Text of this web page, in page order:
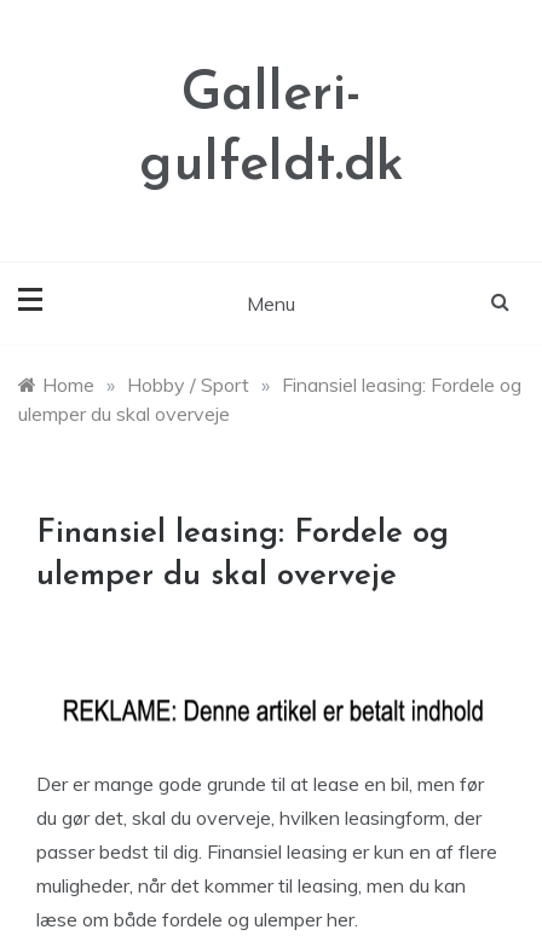
Galleri-
gulfeldt.dk
Menu
Home » Hobby / Sport » Finansiel leasing: Fordele og
ulemper du skal overveje
Finansiel leasing: Fordele og
ulemper du skal overveje
Der er mange gode grunde til at lease en bil, men før
du gør det, skal du overveje, hvilken leasingform, der
passer bedst til dig. Finansiel leasing er kun en af flere
muligheder, når det kommer til leasing, men du kan
læse om både fordele og ulemper her.